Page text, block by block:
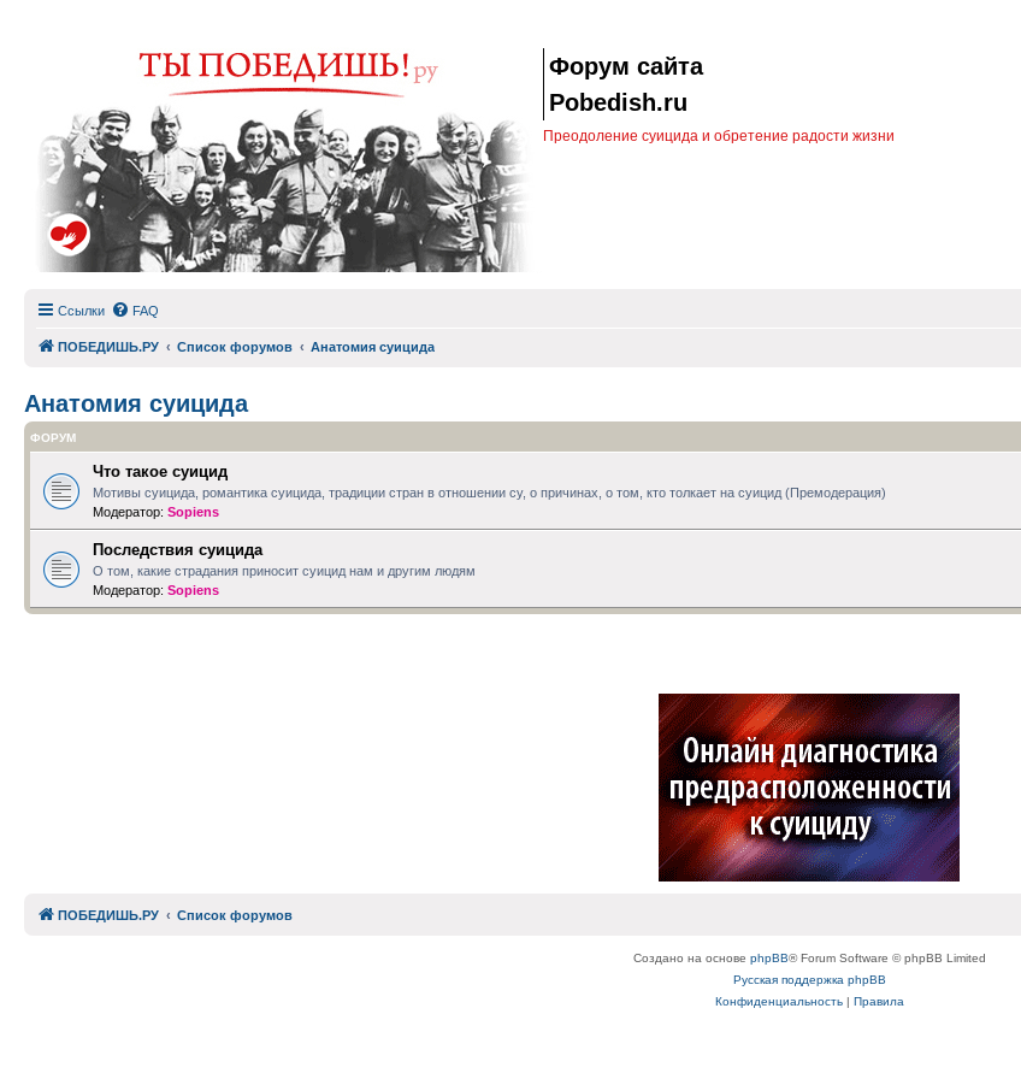
Форум сайта
Pobedish.ru
Преодоление суицида и обретение радости жизни
Ссылки FAQ
ПОБЕДИШЬ.РУ Список форумов Анатомия суицида
Анатомия суицида
ФОРУМ
Что такое суицид
Мотивы суицида, романтика суицида, традиции стран в отношении су, о причинах, о том, кто толкает на суицид (Премодерация)
Модератор: Sopiens
Последствия суицида
О том, какие страдания приносит суицид нам и другим людям
Модератор: Sopiens
ПОБЕДИШЬ.РУ Список форумов
Создано на основе phpBB® Forum Software © phpBB Limited
Русская поддержка phpBB
Конфиденциальность| Правила